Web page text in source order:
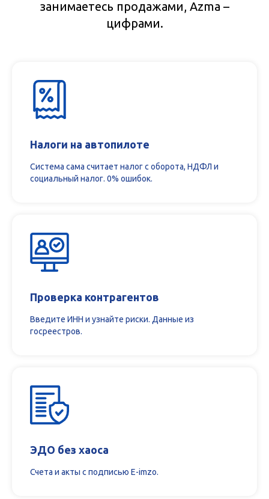
занимаетесь продажами, Azma –
цифрами.
Налоги на автопилоте
Система сама считает налог с оборота, НДФЛ и
социальный налог. 0% ошибок.
Проверка контрагентов
Введите ИНН и узнайте риски. Данные из
госреестров.
ЭДО без хаоса
Счета и акты с подписью E-imzo.